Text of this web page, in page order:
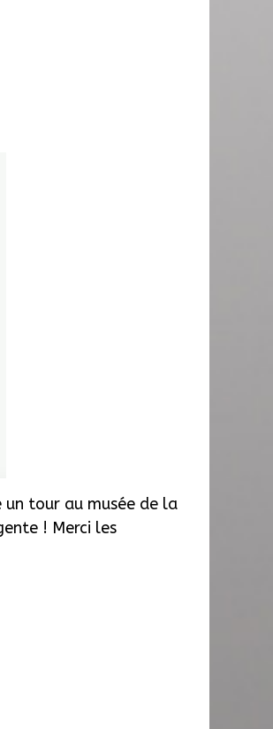
un tour au musée de la
! Merci les